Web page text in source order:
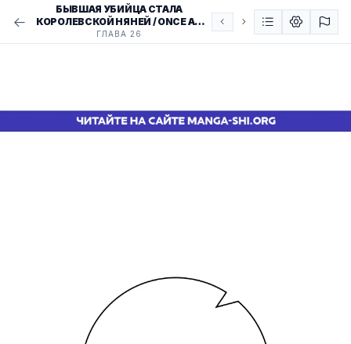
БЫВШАЯ УБИЙЦА СТАЛА
КОРОЛЕВСКОЙ НЯНЕЙ / ONCE AN
ASSASSIN, NOW A ROYAL NANNY
ГЛАВА 26